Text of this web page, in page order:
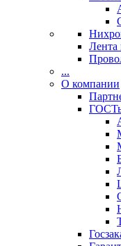
Лента
...
О компании